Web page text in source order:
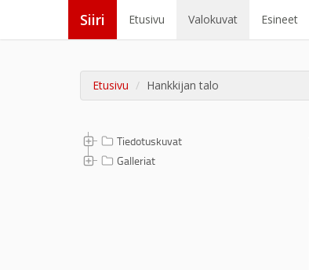
Siiri Etusivu Valokuvat Esineet
Etusivu Hankkijan talo
Tiedotuskuvat
Galleriat